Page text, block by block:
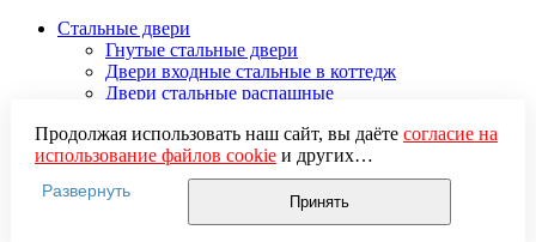
Стальные двери
Гнутые стальные двери
Двери входные стальные в коттедж
Двери стальные распашные
Двери стальные утепленные
Дверь стальная двупольная
Наружные стальные двери
Недорогие стальные двери
Распродажа стальных дверей
Продолжая использовать наш сайт, вы даёте согласие на
использование файлов cookieи других
пользовательских данных (включая IP-адрес, сведения о
местоположении, устройстве, действиях на сайте и т. п.)
для функционирования сайта, проведения
Развернуть
Принять